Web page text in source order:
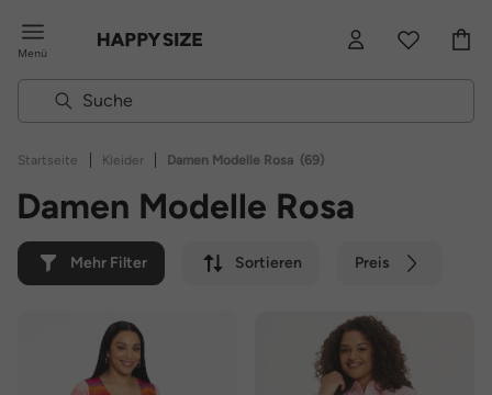
Menü
Startseite | Kleider | Damen Modelle Rosa (69)
Damen Modelle Rosa
Mehr Filter Sortieren Preis